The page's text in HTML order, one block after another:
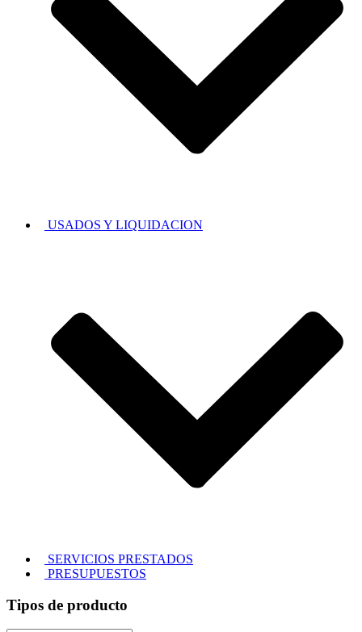
USADOS Y LIQUIDACION
SERVICIOS PRESTADOS
PRESUPUESTOS
Tipos de producto